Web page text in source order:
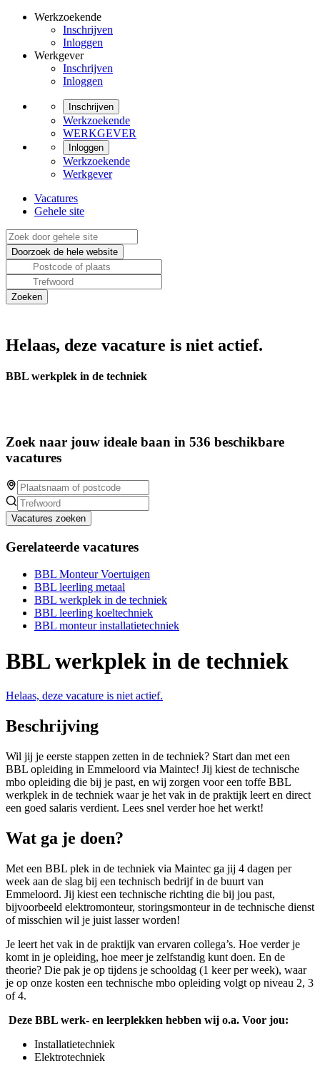
Werkzoekende
Inschrijven
Inloggen
Werkgever
Inschrijven
Inloggen
Inschrijven
Werkzoekende
WERKGEVER
Inloggen
Werkzoekende
Werkgever
Vacatures
Gehele site
Helaas, deze vacature is niet actief.
BBL werkplek in de techniek
Zoek naar jouw ideale baan in 536 beschikbare
vacatures
Vacatures zoeken
Gerelateerde vacatures
BBL Monteur Voertuigen
BBL leerling metaal
BBL werkplek in de techniek
BBL leerling koeltechniek
BBL monteur installatietechniek
BBL werkplek in de techniek
Helaas, deze vacature is niet actief.
Beschrijving
Wil jij je eerste stappen zetten in de techniek? Start dan met een
BBL opleiding in Emmeloord via Maintec! Jij kiest de technische
mbo opleiding die bij je past, en wij zorgen voor een toffe BBL
werkplek in de techniek waar je het vak in de praktijk leert en direct
een goed salaris verdient. Lees snel verder hoe het werkt!
Wat ga je doen?
Met een BBL plek in de techniek via Maintec ga jij 4 dagen per
week aan de slag bij een technisch bedrijf in de buurt van
Emmeloord. Jij kiest een technische richting die bij jou past,
bijvoorbeeld elektromonteur, storingsmonteur in de technische dienst
of misschien wil je juist lasser worden!
Je leert het vak in de praktijk van ervaren collega’s. Hoe verder je
komt in je opleiding, hoe meer je zelfstandig kunt doen. En de
theorie? Die pak je op tijdens je schooldag (1 keer per week), waar
je op onze kosten een technische mbo opleiding volgt op niveau 2, 3
of 4.
Deze BBL werk- en leerplekken hebben wij o.a. Voor jou:
Installatietechniek
Elektrotechniek